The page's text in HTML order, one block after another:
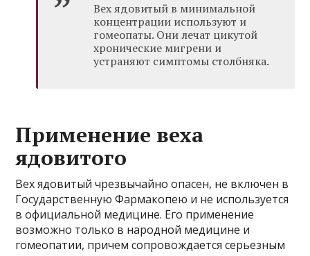
Вех ядовитый в минимальной
концентрации используют и
гомеопаты. Они лечат цикутой
хронические мигрени и
устраняют симптомы столбняка.
Применение веха
ядовитого
Вех ядовитый чрезвычайно опасен, не включен в
Государственную Фармакопею и не используется
в официальной медицине. Его применение
возможно только в народной медицине и
гомеопатии, причем сопровождается серьезным